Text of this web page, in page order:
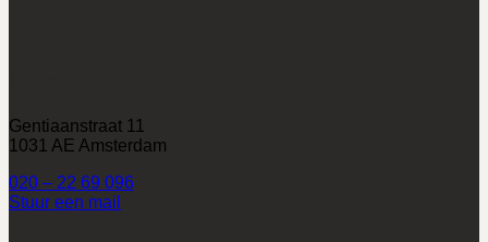
Gentiaanstraat 11
1031 AE Amsterdam
020 – 22 69 096
Stuur een mail